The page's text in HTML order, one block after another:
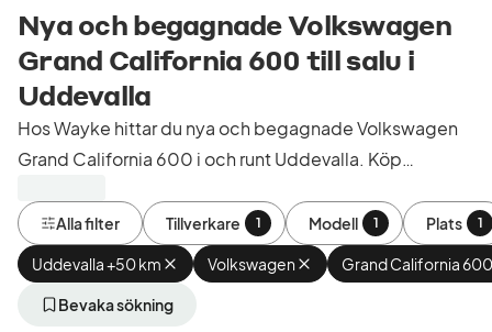
Nya och begagnade Volkswagen
Grand California 600 till salu i
Uddevalla
Hos Wayke hittar du nya och begagnade Volkswagen
Grand California 600 i och runt Uddevalla. Köp
Sverige.Alla filter Tillverkare 1 Modell 1 Plats 1
Uddevalla +50 km Ta
bort
aktivt
Volkswagen Ta
bort
Grand California 600
Bevaka sökning